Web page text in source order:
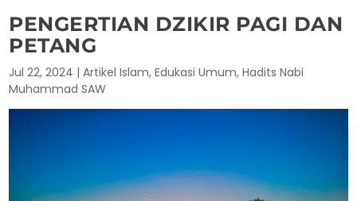
PENGERTIAN DZIKIR PAGI DAN
PETANG
Jul 22, 2024 |Artikel Islam,Edukasi Umum,Hadits Nabi
Muhammad SAW